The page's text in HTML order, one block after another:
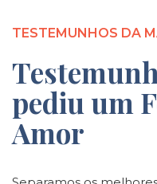
TESTEMUNHOS DA
pediu um
Amor